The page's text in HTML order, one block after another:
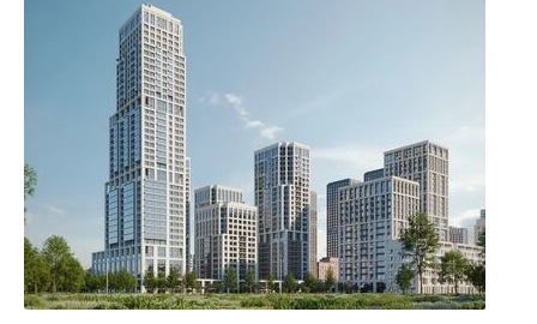
Коттеджные
водоема
Коттеджные
поселки